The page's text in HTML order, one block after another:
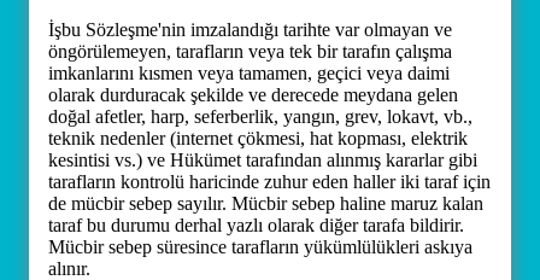
İşbu Sözleşme'nin imzalandığı tarihte var olmayan ve
öngörülemeyen, tarafların veya tek bir tarafın çalışma
imkanlarını kısmen veya tamamen, geçici veya daimi
olarak durduracak şekilde ve derecede meydana gelen
doğal afetler, harp, seferberlik, yangın, grev, lokavt, vb.,
teknik nedenler (internet çökmesi, hat kopması, elektrik
kesintisi vs.) ve Hükümet tarafından alınmış kararlar gibi
tarafların kontrolü haricinde zuhur eden haller iki taraf için
de mücbir sebep sayılır. Mücbir sebep haline maruz kalan
taraf bu durumu derhal yazlı olarak diğer tarafa bildirir.
Mücbir sebep süresince tarafların yükümlülükleri askıya
alınır.